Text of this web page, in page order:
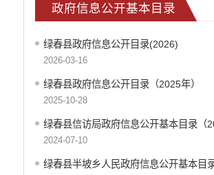
重大决策预公开
财政资金直达基层
涉农补贴
稳岗就业
乡村振兴
政府信息公开基本目录
绿春县政府信息公开目录(2026)
2026-03-16
绿春县政府信息公开目录（2025年）
2025-10-28
绿春县信访局政府信息公开基本目录（
2024-07-10
绿春县半坡乡人民政府信息公开基本目